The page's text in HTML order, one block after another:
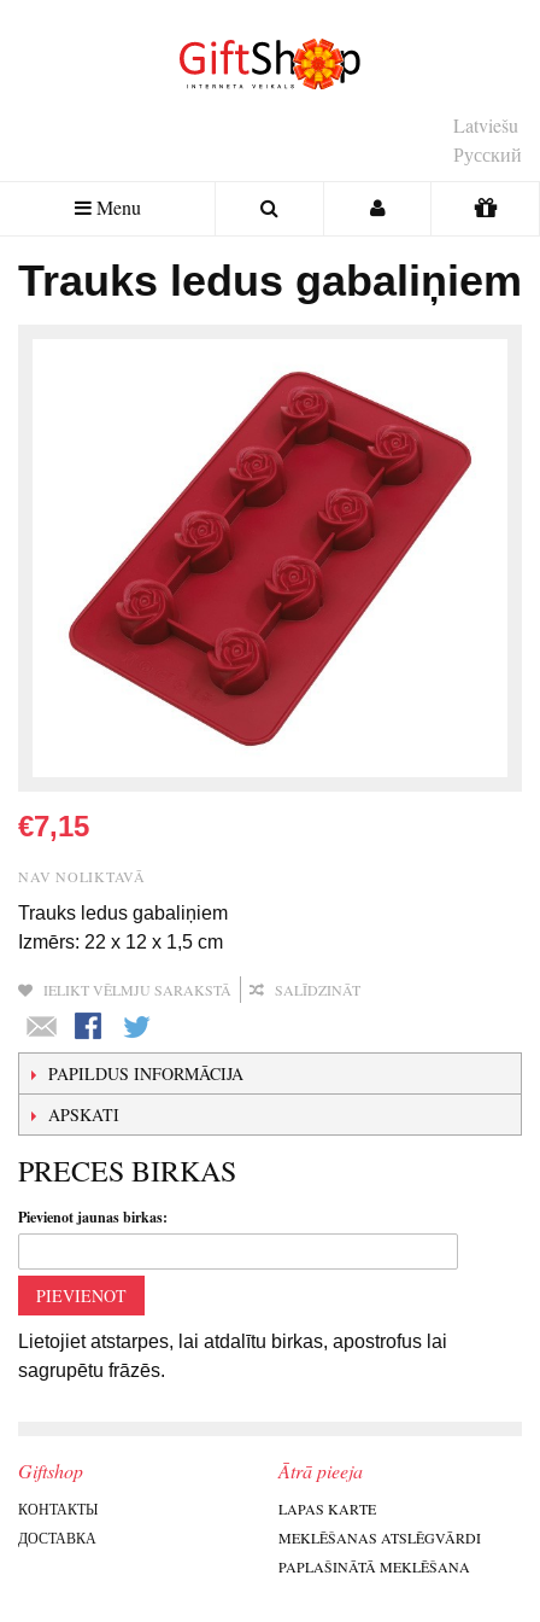
Latviešu
Русский
Menu
Trauks ledus gabaliņiem
€7,15
NAV NOLIKTAVĀ
Trauks ledus gabaliņiem
Izmērs: 22 x 12 x 1,5 cm
IELIKT VĒLMJU SARAKSTĀ SALĪDZINĀT
PAPILDUS INFORMĀCIJA
APSKATI
PRECES BIRKAS
Pievienot jaunas birkas:
PIEVIENOT
Lietojiet atstarpes, lai atdalītu birkas, apostrofus lai
sagrupētu frāzēs.
Giftshop
КОНТАКТЫ
ДОСТАВКА
Ātrā pieeja
LAPAS KARTE
MEKLĒŠANAS ATSLĒGVĀRDI
PAPLAŠINĀTĀ MEKLĒŠANA